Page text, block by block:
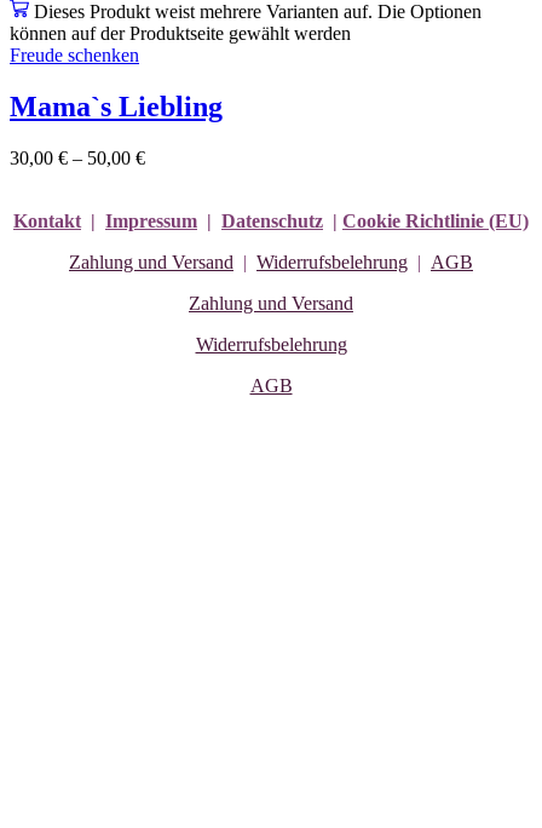
Dieses Produkt weist mehrere Varianten auf. Die Optionen
können auf der Produktseite gewählt werden
Freude schenken
Mama`s Liebling
30,00 € – 50,00 €
Kontakt | Impressum | Datenschutz | Cookie Richtlinie (EU)
Zahlung und Versand | Widerrufsbelehrung | AGB
Zahlung und Versand
Widerrufsbelehrung
AGB